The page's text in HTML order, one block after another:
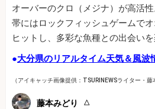
オーバーのクロ（メジナ）が高活
帯にはロックフィッシュゲームで
ヒットし、多彩な魚種との出会い
●大分県のリアルタイム天気＆風波
（アイキャッチ画像提供：TSURINEWSライター・藤
藤本みどり